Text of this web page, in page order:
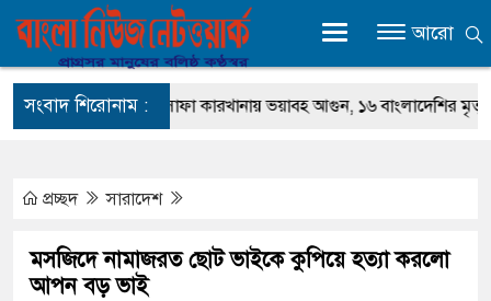
আরো
সংবাদ শিরোনাম :
সৌদি আরবে সোফা কারখানায় ভয়াবহ আগুন, ১৬ বাংলাদেশির মৃত্যু
প্রচ্ছদ সারাদেশ
মসজিদে নামাজরত ছোট ভাইকে কুপিয়ে হত্যা করলো
আপন বড় ভাই